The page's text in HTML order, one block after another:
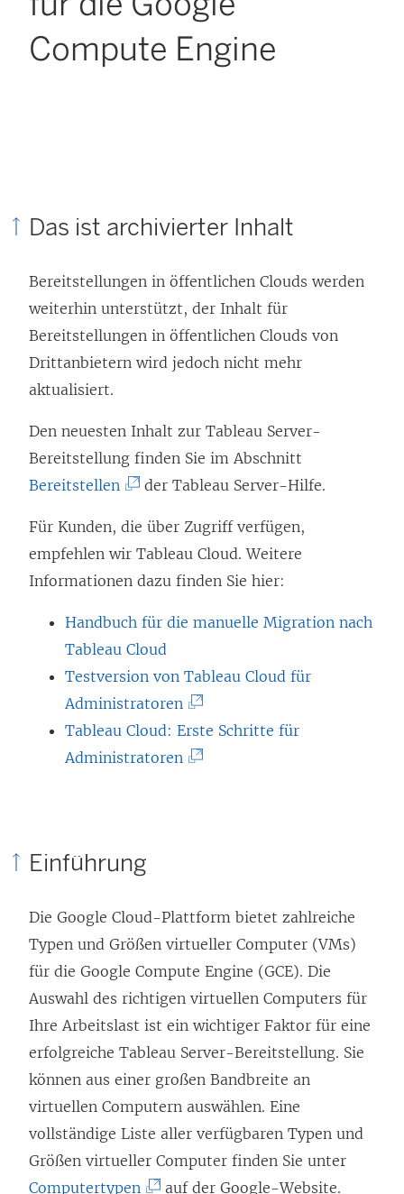
Compute Engine
Das ist archivierter Inhalt
Bereitstellungen in öffentlichen Clouds werden
weiterhin unterstützt, der Inhalt für
Bereitstellungen in öffentlichen Clouds von
Drittanbietern wird jedoch nicht mehr
aktualisiert.
Den neuesten Inhalt zur Tableau Server-
Bereitstellung finden Sie im Abschnitt
Bereitstellen
w
i
r
d
i
n
e
F
e
n
s
t
e
r
g
e
ö
f
der Tableau Server-Hilfe.
Für Kunden, die über Zugriff verfügen,
empfehlen wir Tableau Cloud. Weitere
Informationen dazu finden Sie hier:
Handbuch für die manuelle Migration nach
Tableau Cloud
Testversion von Tableau Cloud für
Administratoren
L
d
i
n
n
e
u
e
m
F
e
n
Tableau Cloud: Erste Schritte für
Administratoren
i
r
d
i
n
n
e
u
e
m
F
Einführung
Die Google Cloud-Plattform bietet zahlreiche
Typen und Größen virtueller Computer (VMs)
für die Google Compute Engine (GCE). Die
Auswahl des richtigen virtuellen Computers für
Ihre Arbeitslast ist ein wichtiger Faktor für eine
erfolgreiche Tableau Server-Bereitstellung. Sie
können aus einer großen Bandbreite an
virtuellen Computern auswählen. Eine
vollständige Liste aller verfügbaren Typen und
Größen virtueller Computer finden Sie unter
Computertypen
auf der Google-Website.